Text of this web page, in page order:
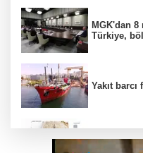
MGK'dan
Türkiye,
Yakıt
platformda